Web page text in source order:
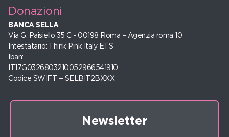
Donazioni
BANCA SELLA
Via G. Paisiello 35 C - 00198 Roma – Agenzia roma 10
Intestatario: Think Pink Italy ETS
Iban:
IT17G0326803210052966541910
Codice SWIFT = SELBIT2BXXX
Newsletter